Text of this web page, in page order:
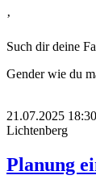
’
Such dir deine
Gender wie du
21.07.2025 18:30
Lichtenberg
Planung